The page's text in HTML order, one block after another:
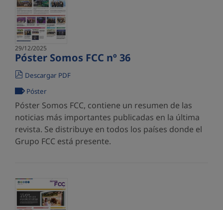
29/12/2025
Póster Somos FCC nº 36
Descargar PDF
Póster
Póster Somos FCC, contiene un resumen de las
noticias más importantes publicadas en la última
revista. Se distribuye en todos los países donde el
Grupo FCC está presente.